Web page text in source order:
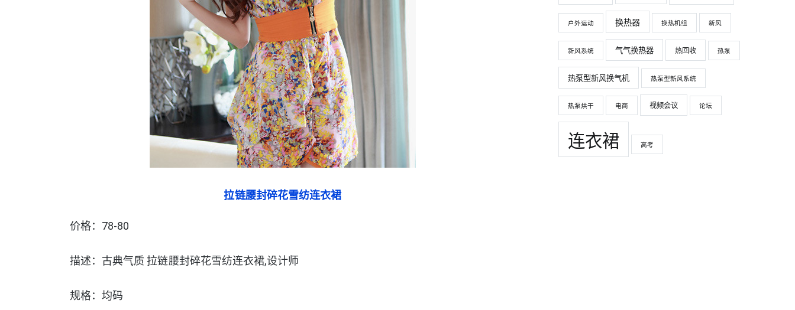
拉链腰封碎花雪纺连衣裙
价格：78-80
描述：古典气质 拉链腰封碎花雪纺连衣裙,设计师
规格：均码
户外运动 换热器 换热机组 新风
新风系统 气气换热器 热回收 热泵
热泵型新风换气机 热泵型新风系统
热泵烘干 电商 视频会议 论坛
连衣裙 高考